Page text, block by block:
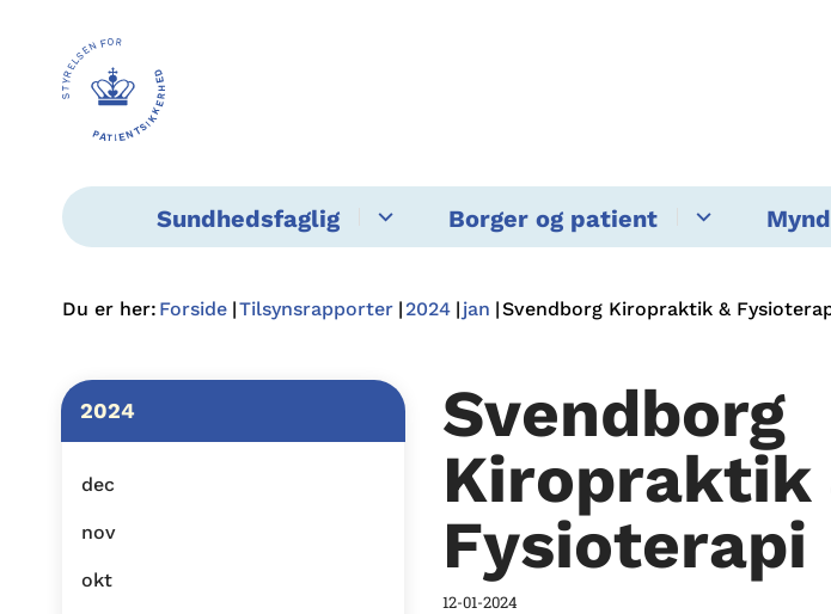
Sundhedsfaglig Borger og patient
Du er her: Forside Tilsynsrapporter 2024 jan Svendborg Kiropraktik &
2024
dec
nov
okt
Svendborg
Kiropraktik
Fysioterapi
12-01-2024